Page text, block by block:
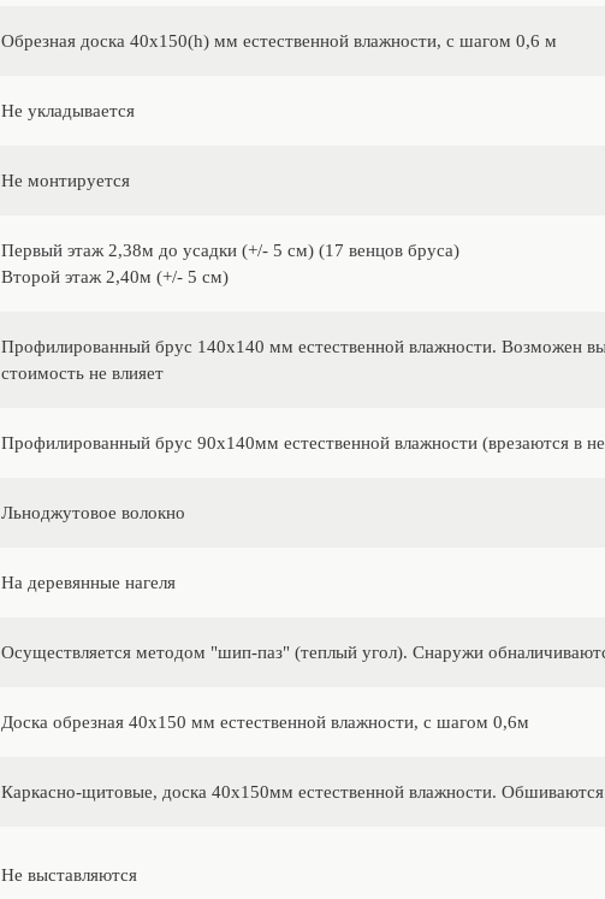
Обрезная доска 40х150(h) мм естественной влажности, с шагом 0,6 м
Не укладывается
Не монтируется
Первый этаж 2,38м до усадки (+/- 5 см) (17 венцов бруса)
Второй этаж 2,40м (+/- 5 см)
Профилированный брус 140х140 мм естественной влажности. Возможен
стоимость не влияет
Профилированный брус 90х140мм естественной влажности (врезаются в
Льноджутовое волокно
На деревянные нагеля
Осуществляется методом "шип-паз" (теплый угол). Снаружи
Доска обрезная 40х150 мм естественной влажности, с шагом 0,6м
Каркасно-щитовые, доска 40х150мм естественной влажности.
Не выставляются